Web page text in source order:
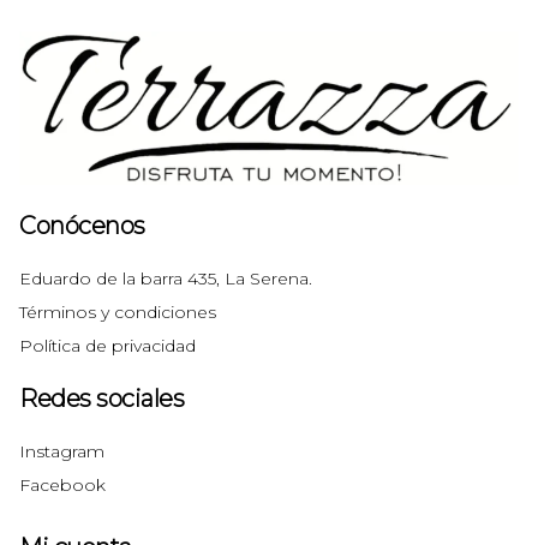
Conócenos
Eduardo de la barra 435, La Serena.
Términos y condiciones
Política de privacidad
Redes sociales
Instagram
Facebook